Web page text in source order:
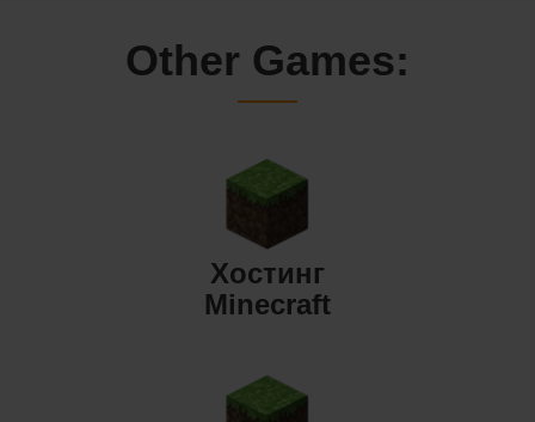
Other Games:
Хостинг
Minecraft